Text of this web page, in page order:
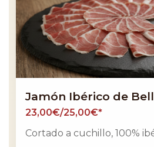
Jamón Ibérico de
23,00€/25,00€*
Cortado a cuchillo, 100%